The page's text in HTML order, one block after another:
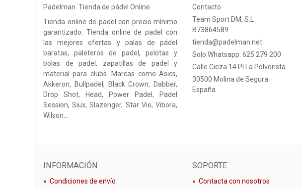
Padelman. Tienda de pádel Online
Tienda online de padel con precio mínimo
garantizado. Tienda online de padel con
las mejores ofertas y palas de pádel
baratas, paleteros de padel, pelotas y
bolas de padel, zapatillas de padel y
material para clubs. Marcas como Asics,
Akkeron, Bullpadel, Black Crown, Dabber,
Drop Shot, Head, Power Padel, Padel
Session, Siux, Slazenger, Star Vie, Vibora,
Wilson…
Contacto
Team Sport DM, S.L
B73864589
tienda@padelman.net
Solo Whatsapp: 625 279 200
Calle Cieza 14 PI La Polvorista
30500 Molina de Segura
España
INFORMACIÓN
» Condiciones de envío
SOPORTE
» Contacta con nosotros